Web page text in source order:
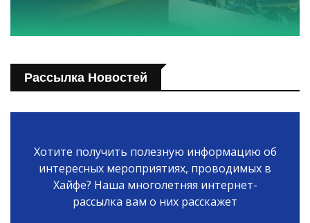
Рассылка Новостей
Хотите получить полезную информацию об
интересных мероприятиях, проводимых в
Хайфе? Наша многолетняя интернет-
рассылка вам о них расскажет